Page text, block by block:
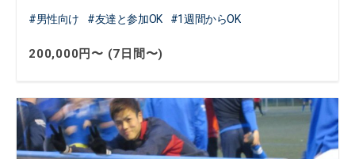
男性向け 友達と参加OK 1週間からOK
200,000円〜 (7日間〜)